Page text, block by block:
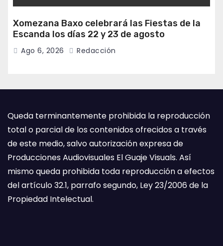
Xomezana Baxo celebrará las Fiestas de la
Escanda los días 22 y 23 de agosto
Ago 6, 2026 Redacción
Queda terminantemente prohibida la reproducción
total o parcial de los contenidos ofrecidos a través
de este medio, salvo autorización expresa de
Producciones Audiovisuales El Guaje Visuals. Así
mismo queda prohibida toda reproducción a efectos
del artículo 32.1, parrafo segundo, Ley 23/2006 de la
Propiedad Intelectual.